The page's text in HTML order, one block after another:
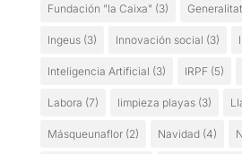
Fundación "la Caixa" (3)
Ingeus(3) Innovación social (3)
Inteligencia Artificial (3) IRPF(5)
Labora (7) limpieza playas(3)
Másqueunaflor(2) Navidad(4)